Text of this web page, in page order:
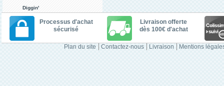
Diggin'
Processus d'achat
sécurisé
Livraison offerte
dès 100€ d'achat
Plan du site Contactez-nous Livraison Mentions